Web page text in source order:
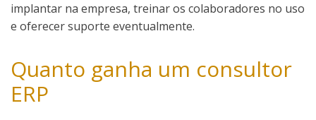
implantar na empresa, treinar os colaboradores no uso
e oferecer suporte eventualmente.
Quanto ganha um consultor
ERP